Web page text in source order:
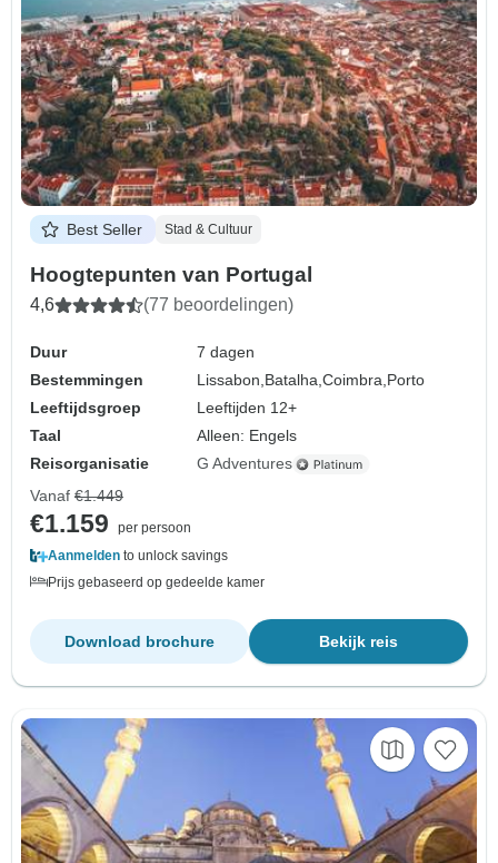
Best Seller Stad & Cultuur
Hoogtepunten van Portugal
4,6 (77 beoordelingen)
Duur
7 dagen
Bestemmingen
Lissabon, Batalha,Coimbra, Porto
Leeftijdsgroep
Leeftijden 12+
Taal
Alleen: Engels
Reisorganisatie
G Adventures
Vanaf €1.449
€1.159
per persoon
Aanmelden to unlock savings
Prijs gebaseerd op gedeelde kamer
Bekijk reis
Download brochure